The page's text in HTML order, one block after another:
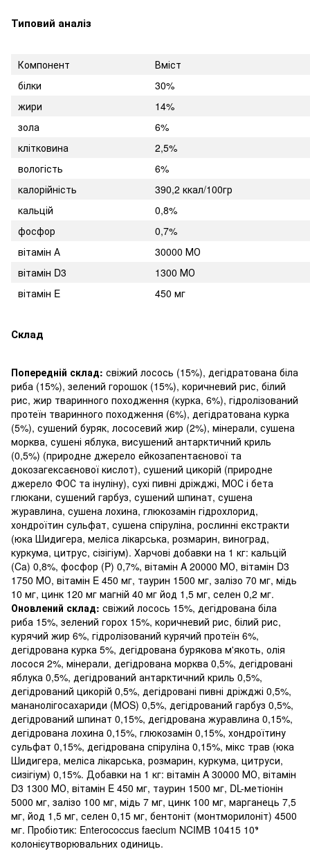
Типовий аналіз
Компонент
Вміст
білки
30%
жири
14%
зола
6%
клітковина
2,5%
вологість
6%
калорійність
390,2 ккал/100гр
кальцій
0,8%
фосфор
0,7%
вітамін А
30000 МО
вітамін D3
1300 МО
вітамін E
450 мг
Склад
Попередній склад: свіжий лосось (15%), дегідратована біла
риба (15%), зелений горошок (15%), коричневий рис, білий
рис, жир тваринного походження (курка, 6%), гідролізований
протеїн тваринного походження (6%), дегідратована курка
(5%), сушений буряк, лососевий жир (2%), мінерали, сушена
морква, сушені яблука, висушений антарктичний криль
(0,5%) (природне джерело ейкозапентаєнової та
докозагексаєнової кислот), сушений цикорій (природне
джерело ФОС та інуліну), сухі пивні дріжджі, МОС і бета
глюкани, сушений гарбуз, сушений шпинат, сушена
журавлина, сушена лохина, глюкозамін гідрохлорид,
хондроїтин сульфат, сушена спіруліна, рослинні екстракти
(юка Шидигера, меліса лікарська, розмарин, виноград,
куркума, цитрус, сізігіум). Харчові добавки на 1 кг: кальцій
(Ca) 0,8%, фосфор (P) 0,7%, вітамін A 20000 МО, вітамін D3
1750 МО, вітамін E 450 мг, таурин 1500 мг, залізо 70 мг, мідь
10 мг, цинк 120 мг магній 40 мг йод 1,5 мг, селен 0,2 мг.
Оновлений склад: свіжий лосось 15%, дегідрована біла
риба 15%, зелений горох 15%, коричневий рис, білий рис,
курячий жир 6%, гідролізований курячий протеїн 6%,
дегідрована курка 5%, дегідрована бурякова м'якоть, олія
лосося 2%, мінерали, дегідрована морква 0,5%, дегідровані
яблука 0,5%, дегідрований антарктичний криль 0,5%,
дегідрований цикорій 0,5%, дегідровані пивні дріжджі 0,5%,
мананолігосахариди (MOS) 0,5%, дегідрований гарбуз 0,5%,
дегідрований шпинат 0,15%, дегідрована журавлина 0,15%,
дегідрована лохина 0,15%, глюкозамін 0,15%, хондроїтину
сульфат 0,15%, дегідрована спіруліна 0,15%, мікс трав (юка
Шидигера, меліса лікарська, розмарин, куркума, цитруси,
сизігіум) 0,15%. Добавки на 1 кг: вітамін A 30000 МО, вітамін
D3 1300 МО, вітамін E 450 мг, таурин 1500 мг, DL-метіонін
5000 мг, залізо 100 мг, мідь 7 мг, цинк 100 мг, марганець 7,5
мг, йод 1,5 мг, селен 0,15 мг, бентоніт (монтморилоніт) 4500
мг. Пробіотик: Enterococcus faecium NCIMB 10415 10⁹
колонієутворювальних одиниць.